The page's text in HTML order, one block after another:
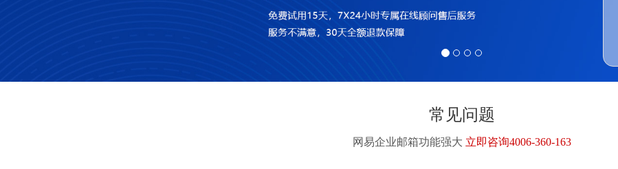
常见问题
网易企业邮箱功能强大 立即咨询4006-360-163